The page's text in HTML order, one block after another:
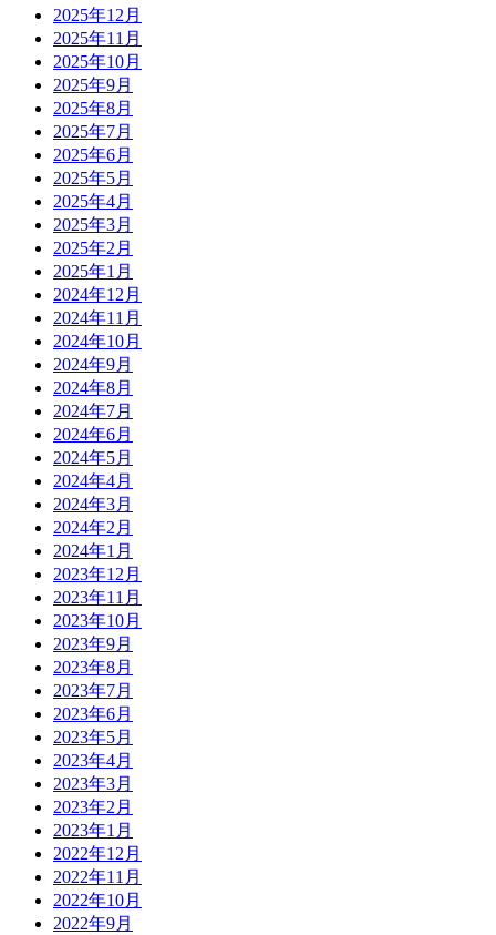
2025年12月
2025年11月
2025年10月
2025年9月
2025年8月
2025年7月
2025年6月
2025年5月
2025年4月
2025年3月
2025年2月
2025年1月
2024年12月
2024年11月
2024年10月
2024年9月
2024年8月
2024年7月
2024年6月
2024年5月
2024年4月
2024年3月
2024年2月
2024年1月
2023年12月
2023年11月
2023年10月
2023年9月
2023年8月
2023年7月
2023年6月
2023年5月
2023年4月
2023年3月
2023年2月
2023年1月
2022年12月
2022年11月
2022年10月
2022年9月